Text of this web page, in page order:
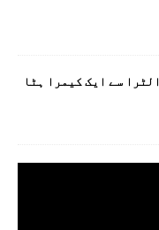
سام سنگ گلیکسی ایس 27 الٹرا سے ایک کیمرا ہٹا